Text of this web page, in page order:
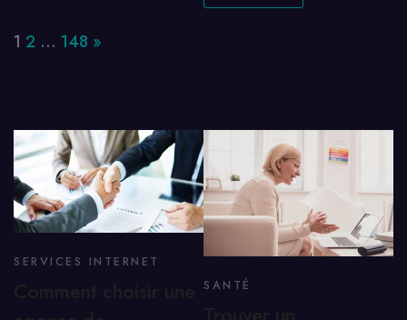
Page:
1 2 … 148 Next
»
SERVICES INTERNET
SANTÉ